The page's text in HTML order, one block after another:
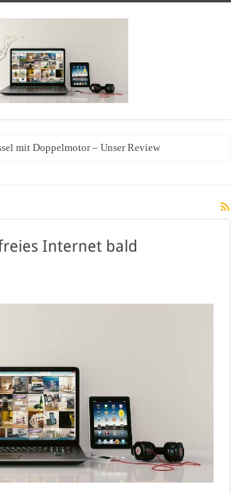
mit Doppelmotor – Unser Review
Internet bald